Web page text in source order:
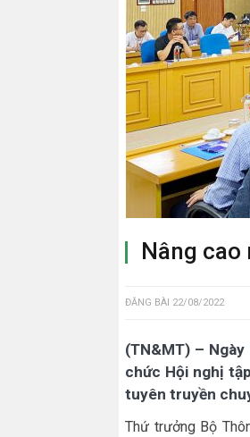
Nâng cao
ĐĂNG BÀI 22/08/2022
(TN&MT) –
chức Hội nghị
tuyên truyền
Thứ trưởng Bộ